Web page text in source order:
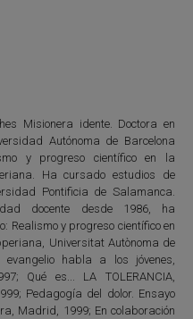
Misionera idente. Doctora en
Autónoma de Barcelona
y progreso científico en la
Ha cursado estudios de
Pontificia de Salamanca.
docente desde 1986, ha
Realismo y progreso científico en
Universitat Autònoma de
evangelio habla a los jóvenes,
Qué es... LA TOLERANCIA,
Pedagogía del dolor. Ensayo
Madrid, 1999; En colaboración